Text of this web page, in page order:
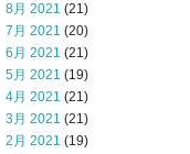
8月 2021 (21)
7月 2021 (20)
6月 2021 (21)
5月 2021 (19)
4月 2021 (21)
3月 2021 (21)
2月 2021 (19)